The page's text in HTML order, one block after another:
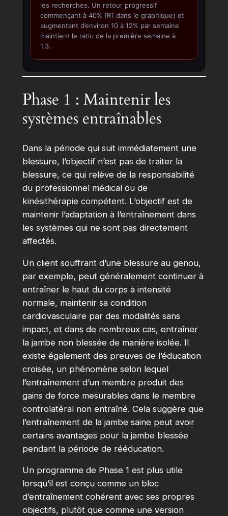
les recherches. Un retour progressif
commençant à 40% (R1 dans le graphique) et
augmentant d’environ 10 à 12% par semaine
maintient le ratio de la première semaine à
1.3.
Phase 1 : Maintenir les
systèmes entraînables
Dans la période qui suit immédiatement une
blessure, l’objectif n’est pas de traiter la
blessure, ce qui relève de la responsabilité
du professionnel médical ou de
kinésithérapie compétent. L’objectif est de
maintenir l’adaptation à l’entraînement dans
les systèmes qui ne sont pas directement
affectés.
Un client souffrant d’une blessure au genou,
par exemple, peut généralement continuer à
entraîner le haut du corps à intensité
normale, maintenir sa condition
cardiovasculaire par des modalités sans
impact, et dans de nombreux cas, entraîner
la jambe non blessée de manière isolée. Il
existe également des preuves de l’éducation
croisée, un phénomène selon lequel
l’entraînement d’un membre produit des
gains de force mesurables dans le membre
controlatéral non entraîné. Cela suggère que
l’entraînement de la jambe saine peut avoir
certains avantages pour la jambe blessée
pendant la période de rééducation.
Un programme de Phase 1 est plus utile
lorsqu’il est conçu comme un bloc
d’entraînement cohérent avec ses propres
objectifs, plutôt que comme une version